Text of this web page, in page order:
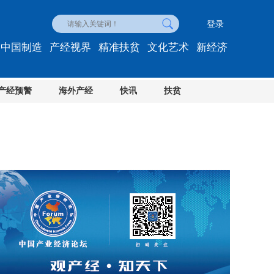
登录
经预警 海外产经 快讯 扶贫
中国制造 产经视界 精准扶贫 文化艺术 新经济